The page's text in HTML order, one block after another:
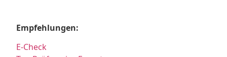
Empfehlungen:
E-Check